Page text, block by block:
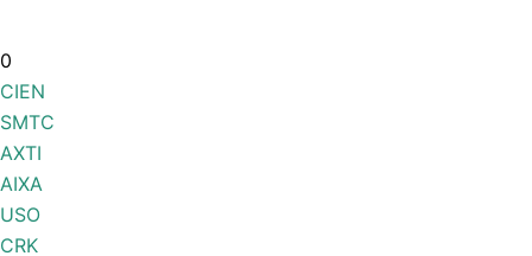
0
CIEN
SMTC
AXTI
AIXA
USO
CRK